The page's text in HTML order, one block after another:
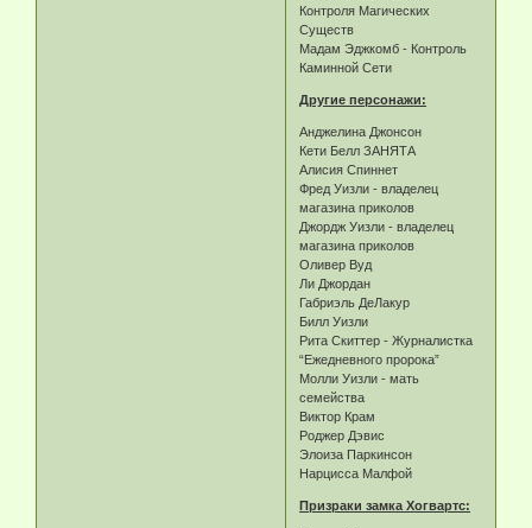
Контроля Магических
Существ
Мадам Эджкомб - Контроль
Каминной Сети
Другие персонажи:
Анджелина Джонсон
Кети Белл ЗАНЯТА
Алисия Спиннет
Фред Уизли - владелец
магазина приколов
Джордж Уизли - владелец
магазина приколов
Оливер Вуд
Ли Джордан
Габриэль ДеЛакур
Билл Уизли
Рита Скиттер - Журналистка
“Ежедневного пророка”
Молли Уизли - мать
семейства
Виктор Крам
Роджер Дэвис
Элоиза Паркинсон
Нарцисса Малфой
Призраки замка Хогвартс: